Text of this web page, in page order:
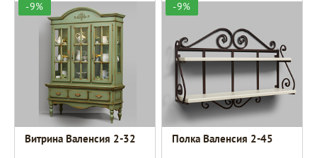
-9%
Витрина Валенсия 2-32
-9%
Полка Валенсия 2-45